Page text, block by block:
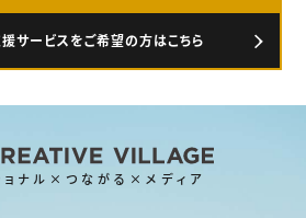
サービスをご希望の方はこちら
ョナル×つながる×メディア